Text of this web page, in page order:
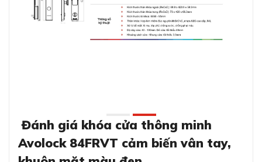
Đánh giá khóa cửa thông minh
Avolock 84FRVT cảm biến vân tay,